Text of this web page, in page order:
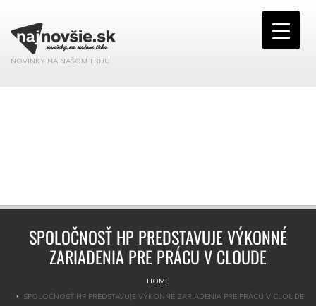
NOVINKY NA NAŠOM TRHU
SPOLOČNOSŤ HP PREDSTAVUJE VÝKONNÉ
ZARIADENIA PRE PRÁCU V CLOUDE
HOME
SPOLOČNOSŤ HP PREDSTAVUJE VÝKONNÉ ZARIADENIA PRE PRÁCU V CLOUDE